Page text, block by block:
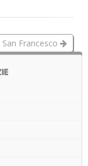
Francesco